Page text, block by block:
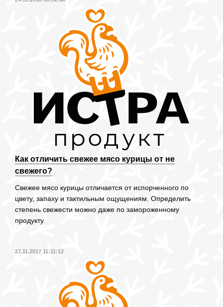
Как отличить свежее мясо курицы от не
свежего?
Свежее мясо курицы отличается от испорченного по
цвету, запаху и тактильным ощущениям. Определить
степень свежести можно даже по замороженному
продукту.
27.11.2017 11:11:12